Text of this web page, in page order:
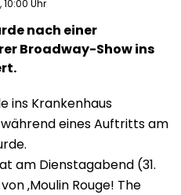
10:00 Uhr
nach einer
Broadway-Show ins
ins Krankenhaus
eines Auftritts am
am Dienstagabend (31.
‚Moulin Rouge! The